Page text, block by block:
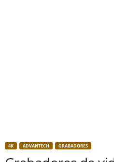
4K ADVANTECH GRABADORES